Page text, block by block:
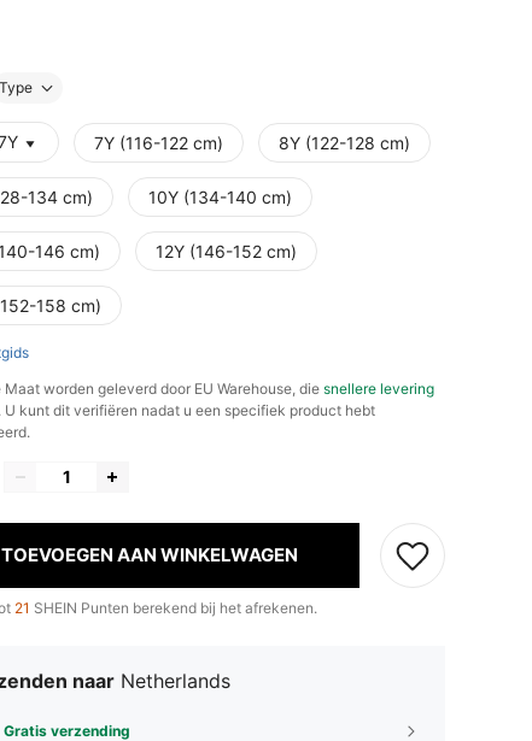
Type
7Y (116-122 cm) 8Y (122-128 cm)
134 cm) 10Y (134-140 cm)
146 cm) 12Y (146-152 cm)
158 cm)
Maat worden geleverd door EU Warehouse, diesnellere levering
U kunt dit verifiëren nadat u een specifiek product hebt
TOEVOEGEN AAN WINKELWAGEN
21 SHEIN Punten berekend bij het afrekenen.
naar Netherlands
Gratis verzending